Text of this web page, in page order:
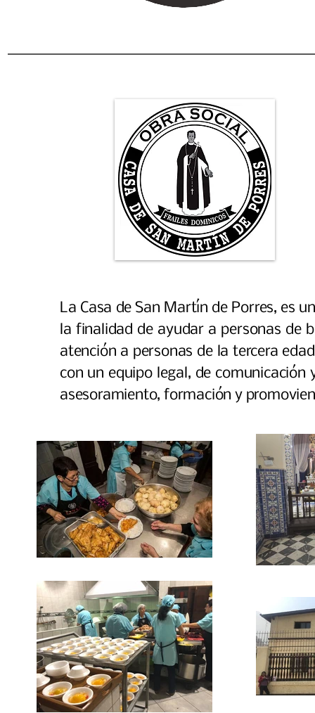
La Casa de San Martín de Porres, es
la finalidad de ayudar a personas de
atención a personas de la tercera
con un equipo legal, de comunicación
asesoramiento, formación y